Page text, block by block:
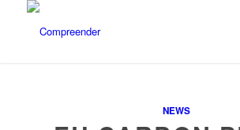
NEWS